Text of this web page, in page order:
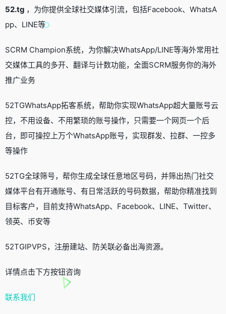
52.tg ，为你提供全球社交媒体引流，包括Facebook、WhatsA
pp、LINE等
SCRM Champion系统，为你解决WhatsApp/LINE等海外常用社
交媒体工具的多开、翻译与计数功能，全面SCRM服务你的海外
推广业务
52TGWhatsApp拓客系统，帮助你实现WhatsApp超大量账号云
控，不用设备、不用繁琐的账号操作，只需要一个网页一个后
台，即可操控上万个WhatsApp账号，实现群发、拉群、一控多
等操作
52TG全球筛号，帮你生成全球任意地区号码，并筛出热门社交
媒体平台有开通账号、有日常活跃的号码数据，帮助你精准找到
目标客户，目前支持WhatsApp、Facebook、LINE、Twitter、
领英、币安等
52TGIPVPS，注册建站、防关联必备出海资源。
详情点击下方按钮咨询
联系我们